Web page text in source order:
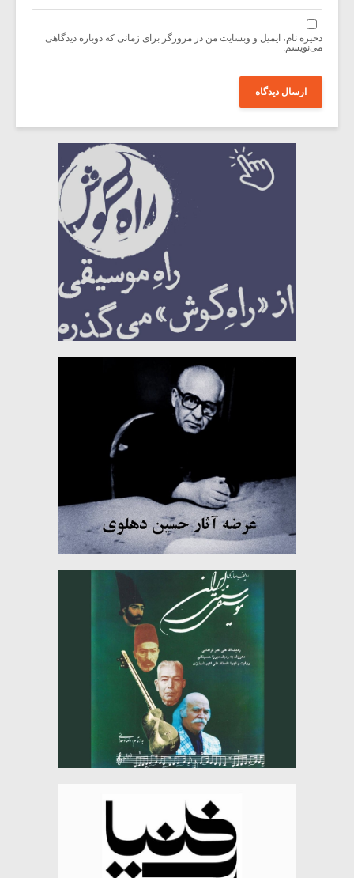
ذخیره نام، ایمیل و وبسایت من در مرورگر برای زمانی که دوباره دیدگاهی
می‌نویسم.